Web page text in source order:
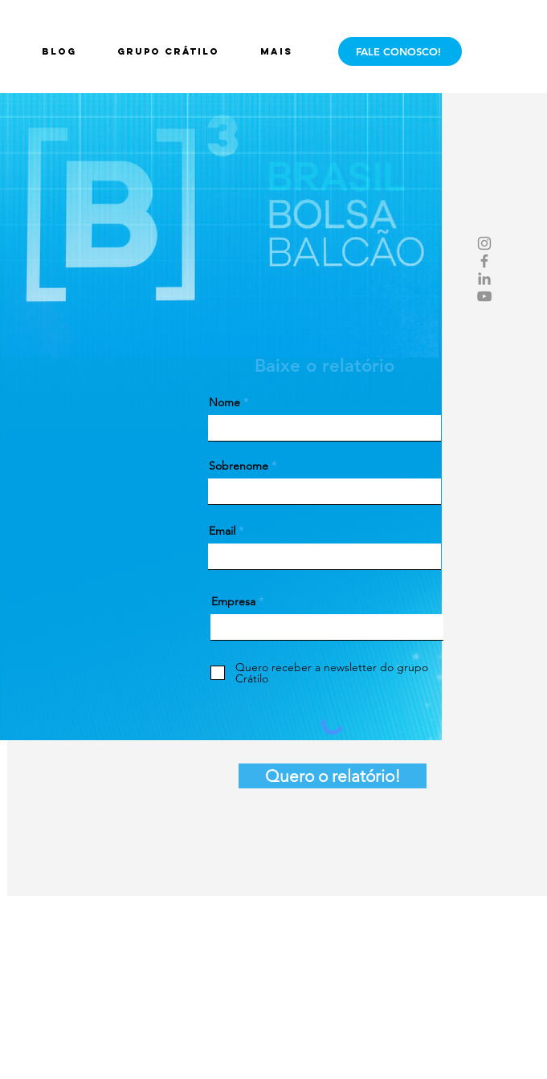
BLOG GRUPO CRÁTILO Mais FALE CONOSCO!
Baixe o relatório
Nome
Sobrenome
Email
Empresa
Quero receber a newsletter do grupo
Crátilo
Quero o relatório!